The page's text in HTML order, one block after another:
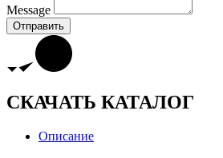
Message
Отправить
СКАЧАТЬ КАТАЛОГ
Описание